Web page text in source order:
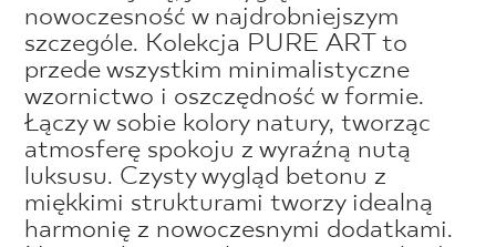
nowoczesność w najdrobniejszym
szczególe. Kolekcja PURE ART to
przede wszystkim minimalistyczne
wzornictwo i oszczędność w formie.
Łączy w sobie kolory natury, tworząc
atmosferę spokoju z wyraźną nutą
luksusu. Czysty wygląd betonu z
miękkimi strukturami tworzy idealną
harmonię z nowoczesnymi dodatkami.